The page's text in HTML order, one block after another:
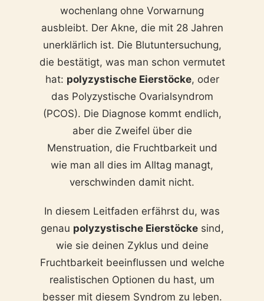
wochenlang ohne Vorwarnung
ausbleibt. Der Akne, die mit 28 Jahren
unerklärlich ist. Die Blutuntersuchung,
die bestätigt, was man schon vermutet
hat: polyzystische Eierstöcke, oder
das Polyzystische Ovarialsyndrom
(PCOS). Die Diagnose kommt endlich,
aber die Zweifel über die
Menstruation, die Fruchtbarkeit und
wie man all dies im Alltag managt,
verschwinden damit nicht.
In diesem Leitfaden erfährst du, was
genau polyzystische Eierstöckesind,
wie sie deinen Zyklus und deine
Fruchtbarkeit beeinflussen und welche
realistischen Optionen du hast, um
besser mit diesem Syndrom zu leben.